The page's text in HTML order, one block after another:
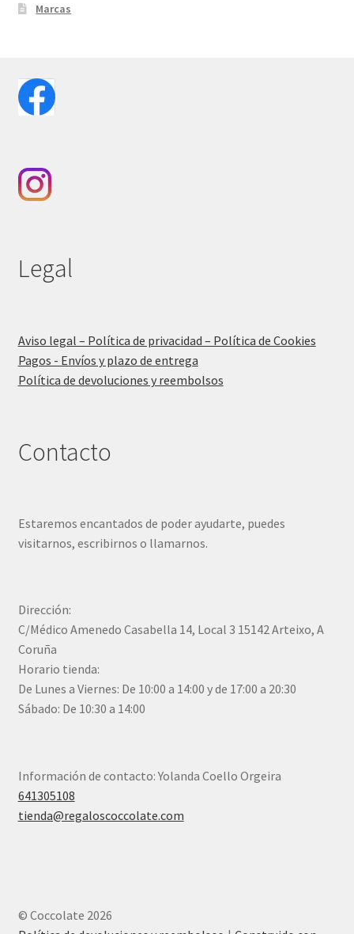
Marcas
Legal
Aviso legal – Política de privacidad – Política de Cookies
Pagos - Envíos y plazo de entrega
Política de devoluciones y reembolsos
Contacto
Estaremos encantados de poder ayudarte, puedes
visitarnos, escribirnos o llamarnos.
Dirección:
C/Médico Amenedo Casabella 14, Local 3 15142 Arteixo, A
Coruña
Horario tienda:
De Lunes a Viernes: De 10:00 a 14:00 y de 17:00 a 20:30
Sábado: De 10:30 a 14:00
Información de contacto: Yolanda Coello Orgeira
641305108
tienda@regaloscoccolate.com
© Coccolate 2026